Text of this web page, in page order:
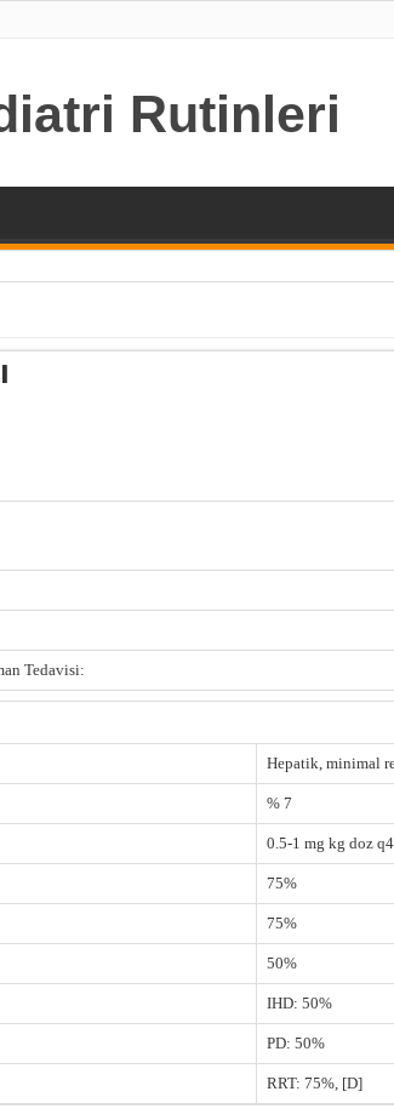
Tedavisi:
Hepatik, minimal
% 7
0.5-1 mg kg doz
75%
75%
50%
IHD: 50%
PD: 50%
RRT: 75%, [D]